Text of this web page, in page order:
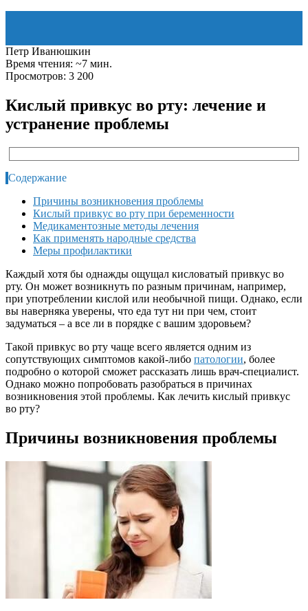
Петр Иванюшкин
Время чтения: ~7 мин.
Просмотров: 3 200
Кислый привкус во рту: лечение и
устранение проблемы
Содержание
Причины возникновения проблемы
Кислый привкус во рту при беременности
Медикаментозные методы лечения
Как применять народные средства
Меры профилактики
Каждый хотя бы однажды ощущал кисловатый привкус во
рту. Он может возникнуть по разным причинам, например,
при употреблении кислой или необычной пищи. Однако, если
вы наверняка уверены, что еда тут ни при чем, стоит
задуматься – а все ли в порядке с вашим здоровьем?
Такой привкус во рту чаще всего является одним из
сопутствующих симптомов какой-либо патологии, более
подробно о которой сможет рассказать лишь врач-специалист.
Однако можно попробовать разобраться в причинах
возникновения этой проблемы. Как лечить кислый привкус
во рту?
Причины возникновения проблемы